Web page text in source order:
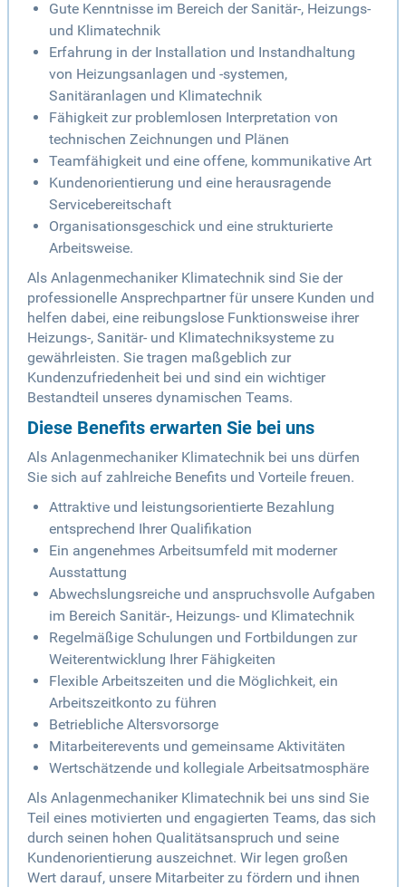
Gute Kenntnisse im Bereich der Sanitär-, Heizungs-
und Klimatechnik
Erfahrung in der Installation und Instandhaltung
von Heizungsanlagen und -systemen,
Sanitäranlagen und Klimatechnik
Fähigkeit zur problemlosen Interpretation von
technischen Zeichnungen und Plänen
Teamfähigkeit und eine offene, kommunikative Art
Kundenorientierung und eine herausragende
Servicebereitschaft
Organisationsgeschick und eine strukturierte
Arbeitsweise.
Als Anlagenmechaniker Klimatechnik sind Sie der
professionelle Ansprechpartner für unsere Kunden und
helfen dabei, eine reibungslose Funktionsweise ihrer
Heizungs-, Sanitär- und Klimatechniksysteme zu
gewährleisten. Sie tragen maßgeblich zur
Kundenzufriedenheit bei und sind ein wichtiger
Bestandteil unseres dynamischen Teams.
Diese Benefits erwarten Sie bei uns
Als Anlagenmechaniker Klimatechnik bei uns dürfen
Sie sich auf zahlreiche Benefits und Vorteile freuen.
Attraktive und leistungsorientierte Bezahlung
entsprechend Ihrer Qualifikation
Ein angenehmes Arbeitsumfeld mit moderner
Ausstattung
Abwechslungsreiche und anspruchsvolle Aufgaben
im Bereich Sanitär-, Heizungs- und Klimatechnik
Regelmäßige Schulungen und Fortbildungen zur
Weiterentwicklung Ihrer Fähigkeiten
Flexible Arbeitszeiten und die Möglichkeit, ein
Arbeitszeitkonto zu führen
Betriebliche Altersvorsorge
Mitarbeiterevents und gemeinsame Aktivitäten
Wertschätzende und kollegiale Arbeitsatmosphäre
Als Anlagenmechaniker Klimatechnik bei uns sind Sie
Teil eines motivierten und engagierten Teams, das sich
durch seinen hohen Qualitätsanspruch und seine
Kundenorientierung auszeichnet. Wir legen großen
Wert darauf, unsere Mitarbeiter zu fördern und ihnen